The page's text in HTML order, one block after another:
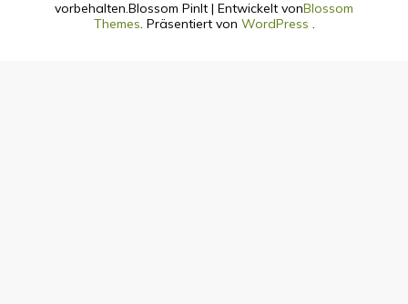
vorbehalten.Blossom PinIt | Entwickelt vonBlossom
Themes. Präsentiert von WordPress .